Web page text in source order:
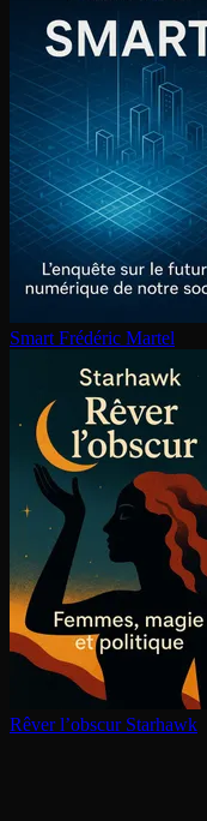
Smart Frédéric Martel
Rêver l’obscur Starhawk